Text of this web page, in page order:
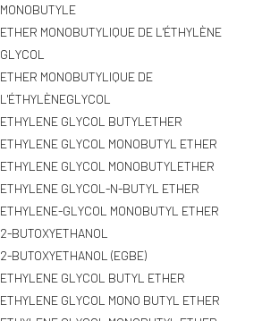
MONOBUTYLE
ETHER MONOBUTYLIQUE DE L'ÉTHYLÈNE
GLYCOL
ETHER MONOBUTYLIQUE DE
L'ÉTHYLÈNEGLYCOL
ETHYLENE GLYCOL BUTYLETHER
ETHYLENE GLYCOL MONOBUTYL ETHER
ETHYLENE GLYCOL MONOBUTYLETHER
ETHYLENE GLYCOL-N-BUTYL ETHER
ETHYLENE-GLYCOL MONOBUTYL ETHER
2-BUTOXYETHANOL
2-BUTOXYETHANOL (EGBE)
ETHYLENE GLYCOL BUTYL ETHER
ETHYLENE GLYCOL MONO BUTYL ETHER